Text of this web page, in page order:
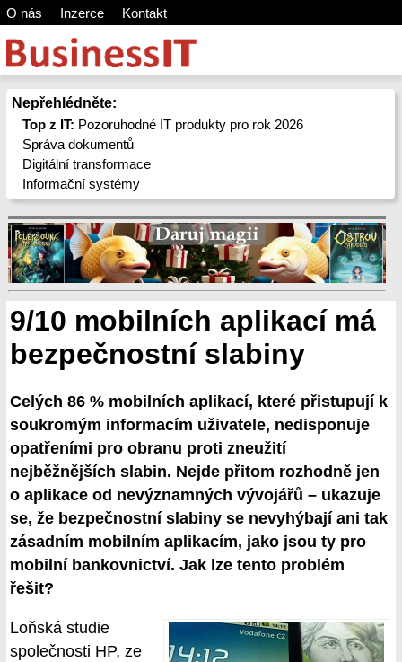
O nás Inzerce Kontakt
Nepřehlédněte:
Top z IT: Pozoruhodné IT produkty pro rok 2026
Správa dokumentů
Digitální transformace
Informační systémy
9/10 mobilních aplikací má
bezpečnostní slabiny
Celých 86 % mobilních aplikací, které přistupují k
soukromým informacím uživatele, nedisponuje
opatřeními pro obranu proti zneužití
nejběžnějších slabin. Nejde přitom rozhodně jen
o aplikace od nevýznamných vývojářů – ukazuje
se, že bezpečnostní slabiny se nevyhýbají ani tak
zásadním mobilním aplikacím, jako jsou ty pro
mobilní bankovnictví. Jak lze tento problém
řešit?
Loňská studie
společnosti HP, ze